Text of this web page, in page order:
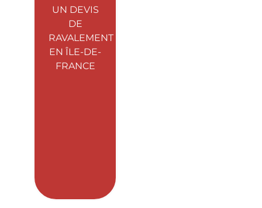
UN DEVIS
DE
RAVALEMENT
EN ÎLE-DE-
FRANCE